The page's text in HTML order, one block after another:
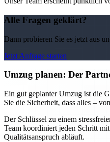
Alle Fragen geklärt?
Dann probieren Sie es jetzt aus
Jetzt Anfrage starten
Umzug planen: Der
Ein gut geplanter Umzug ist die
Sie die Sicherheit, dass alles –
Der Schlüssel zu einem
Team koordiniert jeden Schritt
Qualitätsanspruch abläuft.